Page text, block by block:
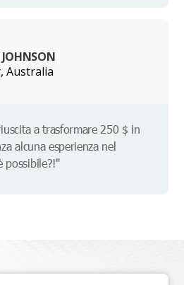
Australia
a trasformare 250 $ in
alcuna esperienza nel
possibile?!"